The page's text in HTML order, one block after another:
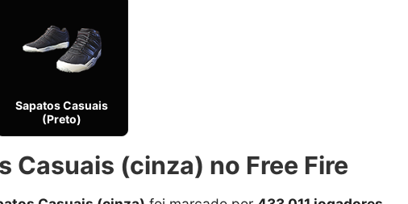
Sapatos Casuais
(Preto)
Casuais (cinza) no Free Fire